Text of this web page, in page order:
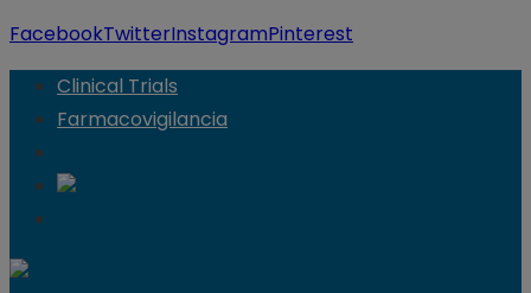
FacebookTwitterInstagramPinterest
Clinical Trials
Farmacovigilancia